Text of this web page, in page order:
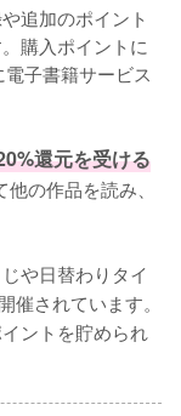
追加のポイント
購入ポイントに
子書籍サービス
還元を受ける
の作品を読み、
や日替わりタイ
催されています。
ントを貯められ